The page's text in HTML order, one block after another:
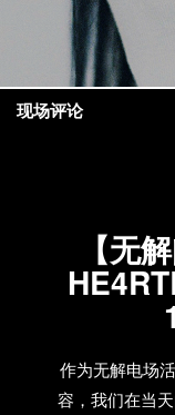
【无
作为无解电场
容，我们在当
现场评论